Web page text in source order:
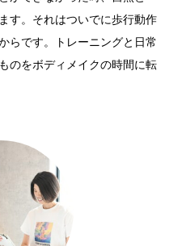
す。それはついでに歩行動作
らです。トレーニングと日常
のをボディメイクの時間に転